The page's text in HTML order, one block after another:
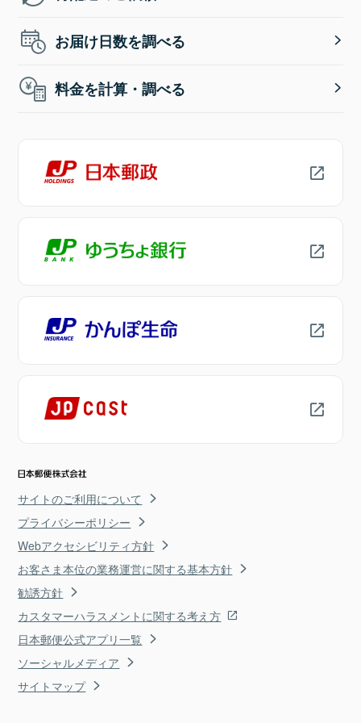
お届け日数を調べる
料金を計算・調べる
サイトのご利用について
プライバシーポリシー
Webアクセシビリティ方針
お客さま本位の業務運営に関する基本方針
勧誘方針
カスタマーハラスメントに関する考え方
日本郵便公式アプリ一覧
ソーシャルメディア
サイトマップ